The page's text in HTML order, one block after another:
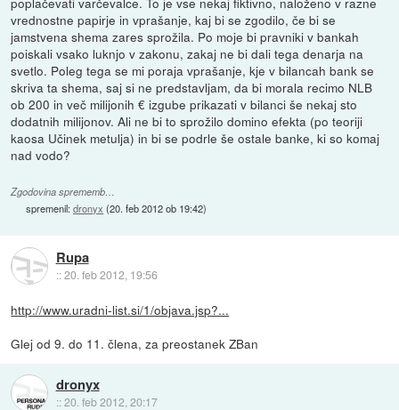
vrednostne papirje in vprašanje, kaj bi se zgodilo, če bi se
jamstvena shema zares sprožila. Po moje bi pravniki v bankah
poiskali vsako luknjo v zakonu, zakaj ne bi dali tega denarja na
svetlo. Poleg tega se mi poraja vprašanje, kje v bilancah bank se
skriva ta shema, saj si ne predstavljam, da bi morala recimo NLB
ob 200 in več milijonih € izgube prikazati v bilanci še nekaj sto
dodatnih milijonov. Ali ne bi to sprožilo domino efekta (po teoriji
kaosa Učinek metulja) in bi se podrle še ostale banke, ki so komaj
nad vodo?
Zgodovina sprememb…
spremenil:dronyx (20. feb 2012 ob 19:42)
Rupa
::20. feb 2012, 19:56
http://www.uradni-list.si/1/objava.jsp?...
Glej od 9. do 11. člena, za preostanek ZBan
dronyx
::20. feb 2012, 20:17